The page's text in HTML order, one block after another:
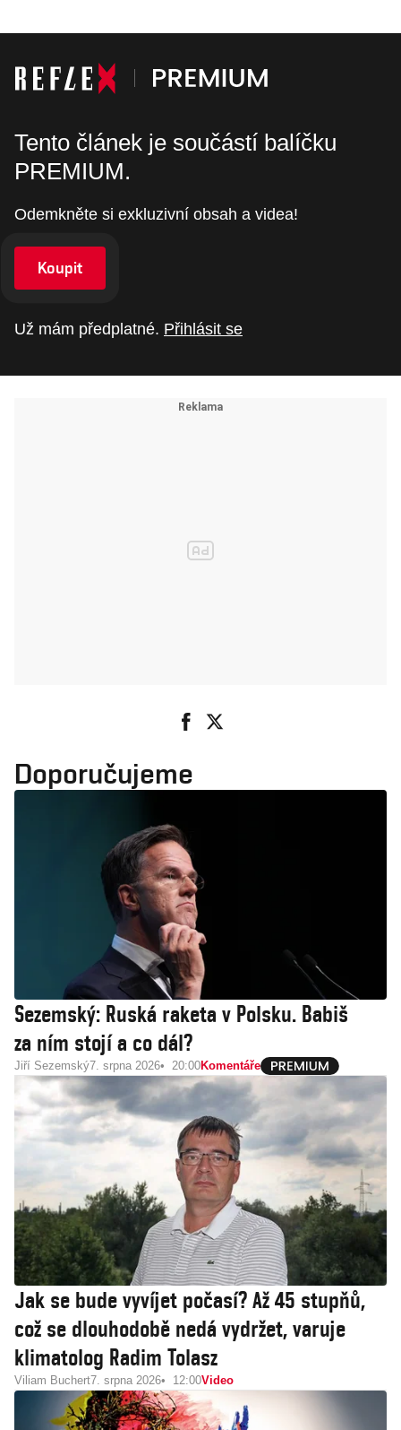
Tento článek je součástí balíčku
PREMIUM.
Odemkněte si exkluzivní obsah a videa!
Koupit
Už mám předplatné. Přihlásit se
Doporučujeme
Sezemský: Ruská raketa v Polsku. Babiš
za ním stojí a co dál?
Jiří Sezemský7. srpna 2026 20:00Komentáře
Jak se bude vyvíjet počasí? Až 45 stupňů,
což se dlouhodobě nedá vydržet, varuje
klimatolog Radim Tolasz
Viliam Buchert7. srpna 2026 12:00Video